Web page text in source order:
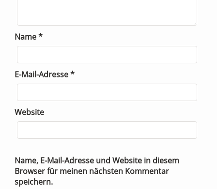
Name*
E-Mail-Adresse*
Website
Name, E-Mail-Adresse und Website in diesem
Browser für meinen nächsten Kommentar
speichern.